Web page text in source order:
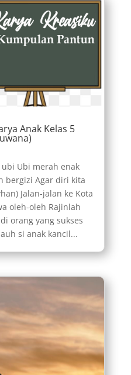
Anak Kelas 5
Ubi merah enak
bergizi Agar diri kita
Jalan-jalan ke Kota
oleh-oleh Rajinlah
orang yang sukses
si anak kancil...